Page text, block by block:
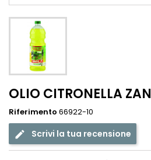
OLIO CITRONELLA
Riferimento 66922-10
Scrivi la tua recensione